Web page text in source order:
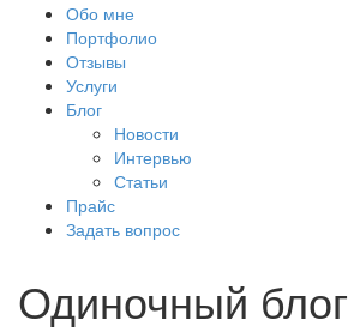
Обо мне
Портфолио
Отзывы
Услуги
Блог
Новости
Интервью
Статьи
Прайс
Задать вопрос
Одиночный блог